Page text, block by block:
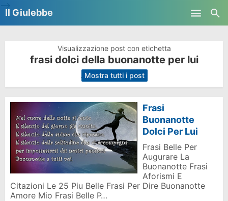
Il Giulebbe
Visualizzazione post con etichetta
frasi dolci della buonanotte per lui
. Mostra tutti i post
Frasi
Buonanotte
Dolci Per Lui
Frasi Belle Per
Augurare La
Buonanotte Frasi
Aforismi E
Citazioni Le 25 Piu Belle Frasi Per Dire Buonanotte
Amore Mio Frasi Belle P…